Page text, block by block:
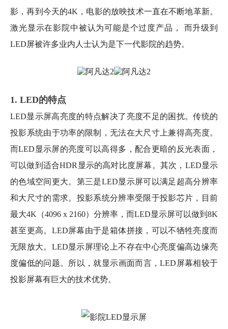
影，再到今天的4K，电影的放映技术一直在不断地革新。
激光显示在影院中被认为可能是个过度产品， 而升级到
LED屏被许多业内人士认为是下一代影院的趋势。
1. LED的特点
LED显示屏高亮度的特点解决了亮度不足的困扰。传统的
投影系统由于功率的限制，无法在大尺寸上兼得高亮度。
而LED显示屏的亮度可以高得多，配合更暗的反光表面，
可以做到适合HDR显示的高对比度屏幕。其次，LED显示
的色域空间更大。第三是LED显示屏可以满足超高分辨率
和大尺寸的需求。投影系统分辨率受限于投影芯片，目前
最大4K（4096 x 2160）分辨率，而LED显示屏可以做到8K
甚至更高。LED屏幕由于是箱体拼接，可以不牺牲亮度而
无限放大。LED显示屏理论上不存在中心亮度偏高边缘亮
度偏低的问题。所以，就显示画面而言，LED屏幕相较于
投影屏幕有巨大的技术优势。